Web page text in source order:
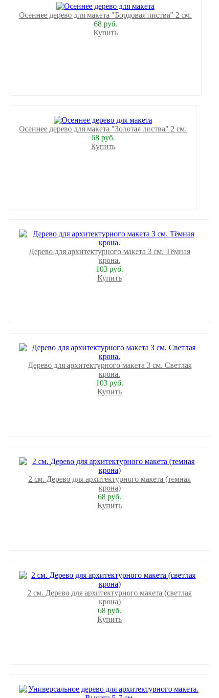
Осеннее дерево для макета "Бордовая листва" 2 см.
68 руб.
Купить
Осеннее дерево для макета "Золотая листва" 2 см.
68 руб.
Купить
Дерево для архитектурного макета 3 см. Тёмная
крона.
103 руб.
Купить
Дерево для архитектурного макета 3 см. Светлая
крона.
103 руб.
Купить
2 см. Дерево для архитектурного макета (темная
крона)
68 руб.
Купить
2 см. Дерево для архитектурного макета (светлая
крона)
68 руб.
Купить